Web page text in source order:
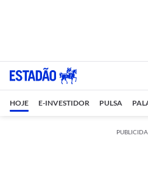
HOJE E-INVESTIDOR PULSA